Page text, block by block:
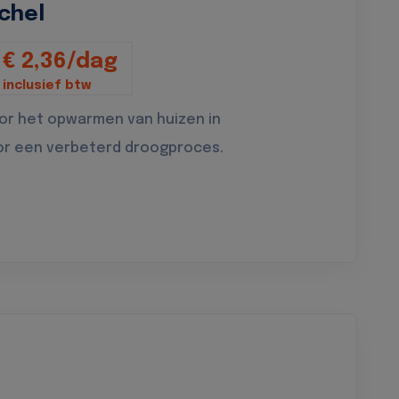
€ 2,36/dag
inclusief btw
het opwarmen van huizen in
een verbeterd droogproces.